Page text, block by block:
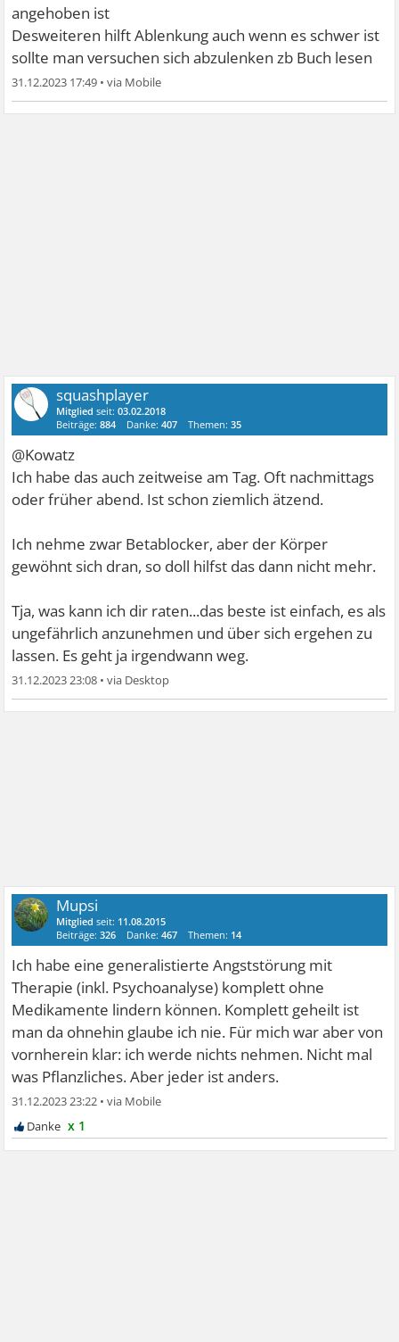
angehoben ist
Desweiteren hilft Ablenkung auch wenn es schwer ist
sollte man versuchen sich abzulenken zb Buch lesen
31.12.2023 17:49 •
squashplayer
Mitglied seit:03.02.2018
Beiträge:884 Danke:407 Themen:35
@Kowatz
Ich habe das auch zeitweise am Tag. Oft nachmittags
oder früher abend. Ist schon ziemlich ätzend.
Ich nehme zwar Betablocker, aber der Körper
gewöhnt sich dran, so doll hilfst das dann nicht mehr.
Tja, was kann ich dir raten...das beste ist einfach, es als
ungefährlich anzunehmen und über sich ergehen zu
lassen. Es geht ja irgendwann weg.
31.12.2023 23:08 •
Mupsi
Mitglied seit: 11.08.2015
Beiträge:326 Danke:467 Themen: 14
Ich habe eine generalistierte Angststörung mit
Therapie (inkl. Psychoanalyse) komplett ohne
Medikamente lindern können. Komplett geheilt ist
man da ohnehin glaube ich nie. Für mich war aber von
vornherein klar: ich werde nichts nehmen. Nicht mal
was Pflanzliches. Aber jeder ist anders.
31.12.2023 23:22 •
x 1